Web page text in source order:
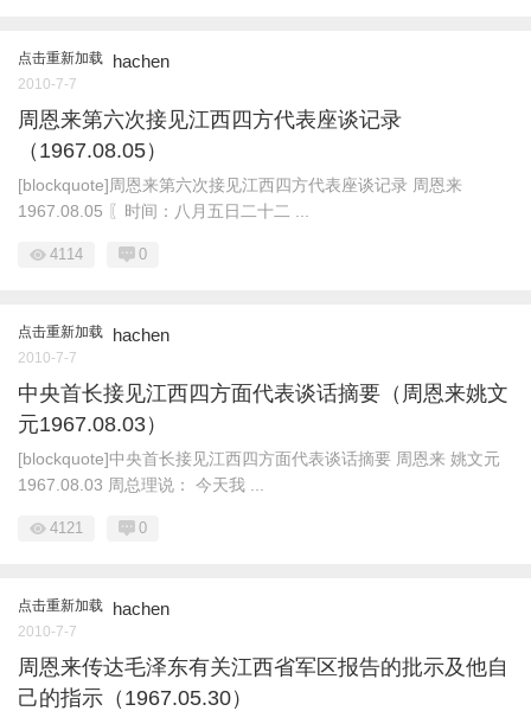
点击重新加载 hachen
2010-7-7
周恩来第六次接见江西四方代表座谈记录
（1967.08.05）
[blockquote]周恩来第六次接见江西四方代表座谈记录 周恩来
1967.08.05 〖时间：八月五日二十二 ...
4114 0
点击重新加载 hachen
2010-7-7
中央首长接见江西四方面代表谈话摘要（周恩来姚文
元1967.08.03）
[blockquote]中央首长接见江西四方面代表谈话摘要 周恩来 姚文元
1967.08.03 周总理说： 今天我 ...
4121 0
点击重新加载 hachen
2010-7-7
周恩来传达毛泽东有关江西省军区报告的批示及他自
己的指示（1967.05.30）